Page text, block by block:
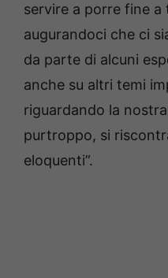
servire a porre fine
augurandoci che ci
da parte di alcuni
anche su altri temi
riguardando la
purtroppo, si
eloquenti”.